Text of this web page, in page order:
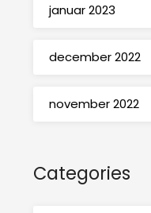
januar 2023
december 2022
november 2022
Categories